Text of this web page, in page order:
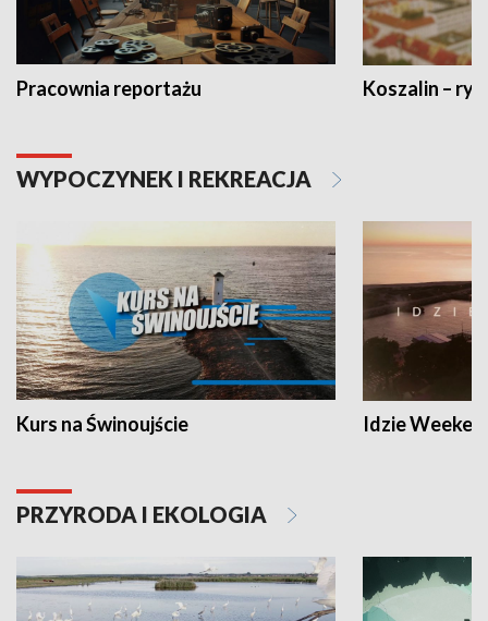
Pracownia reportażu Koszalin –
WYPOCZYNEK I REKREACJA
Kurs na Świnoujście Idzie
PRZYRODA I EKOLOGIA